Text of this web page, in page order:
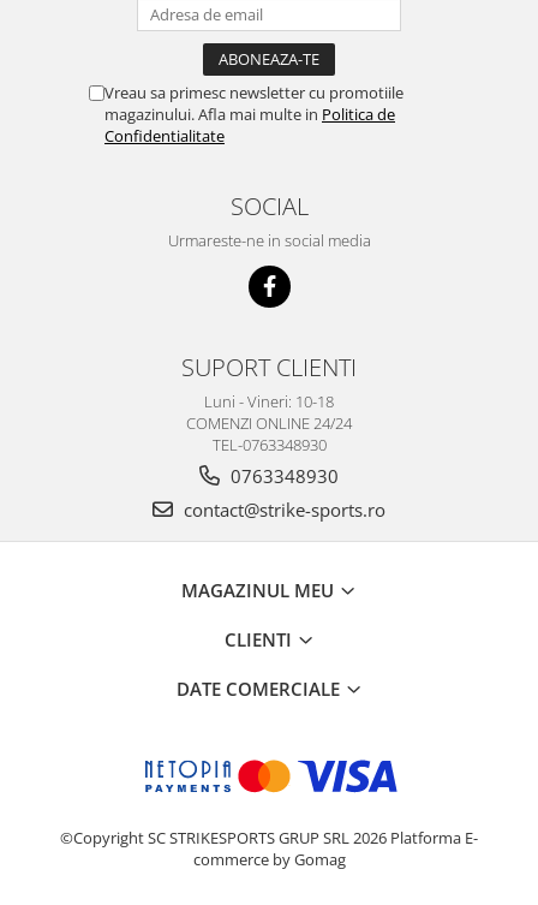
Vreau sa primesc newsletter cu promotiile
magazinului. Afla mai multe in Politica de
Confidentialitate
SOCIAL
Urmareste-ne in social media
SUPORT CLIENTI
Luni - Vineri: 10-18
COMENZI ONLINE 24/24
TEL-0763348930
0763348930
contact@strike-sports.ro
MAGAZINUL MEU
CLIENTI
DATE COMERCIALE
©Copyright SC STRIKESPORTS GRUP SRL 2026 Platforma E-
commerce by Gomag